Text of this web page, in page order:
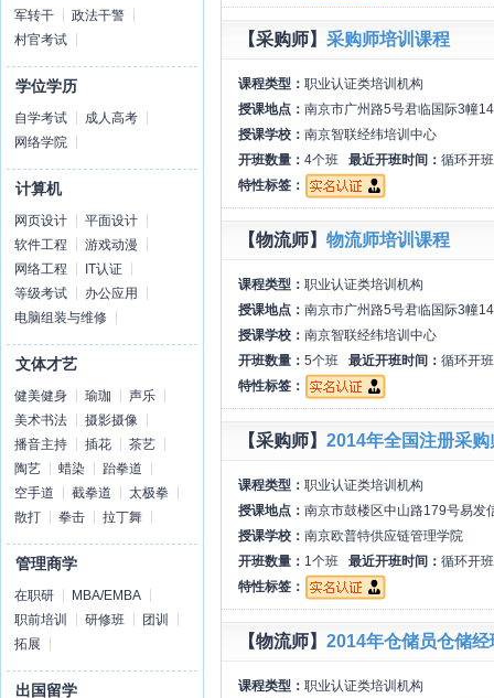
军转干
政法干警
村官考试
学位学历
自学考试
成人高考
网络学院
计算机
网页设计
平面设计
软件工程
游戏动漫
网络工程
IT认证
等级考试
办公应用
电脑组装与维修
文体才艺
健美健身 瑜珈
声乐
美术书法
摄影摄像
播音主持
插花
茶艺
陶艺
蜡染
跆拳道
空手道
截拳道
太极拳
散打
拳击 拉丁舞
管理商学
在职研
MBA/EMBA
职前培训
研修班
团训
拓展
出国留学
【采购师】 采购师培训课程
课程类型： 职业认证类培训机构
授课地点： 南京市广州路5号君临国际3幢
授课学校： 南京智联经纬培训中心
开班数量： 4个班 最近开班时间： 循环开班
特性标签：
【物流师】 物流师培训课程
课程类型： 职业认证类培训机构
授课地点： 南京市广州路5号君临国际3幢
授课学校： 南京智联经纬培训中心
开班数量： 5个班 最近开班时间： 循环开班
特性标签：
【采购师】 2014年全国注册采购
课程类型： 职业认证类培训机构
授课地点： 南京市鼓楼区中山路179号易发
授课学校： 南京欧普特供应链管理学院
开班数量： 1个班 最近开班时间： 循环开班
特性标签：
【物流师】 2014年仓储员仓储
课程类型： 职业认证类培训机构